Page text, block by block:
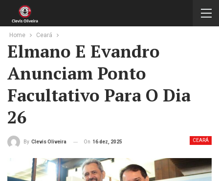
Home Ceará
Elmano E Evandro
Anunciam Ponto
Facultativo Para O Dia
26
CEARÁ
By Clevis Oliveira On 16 dez, 2025